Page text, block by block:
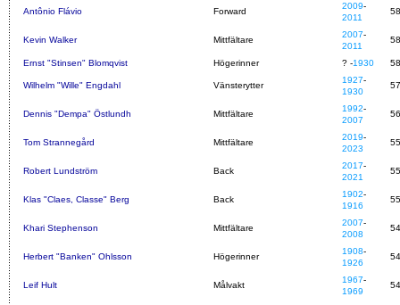
Antônio Flávio Forward
2009-
2011
58
Kevin Walker Mittfältare
2007-
2011
58
Ernst "Stinsen" Blomqvist Högerinner ? -1930 58
Wilhelm "Wille" Engdahl Vänsterytter
1927-
1930
57
Dennis "Dempa" Östlundh Mittfältare
1992-
2007
56
Tom Strannegård Mittfältare
2019-
2023
55
Robert Lundström Back
2017-
2021
55
Klas "Claes, Classe" Berg Back
1902-
1916
55
Khari Stephenson Mittfältare
2007-
2008
54
Herbert "Banken" Ohlsson Högerinner
1908-
1926
54
Leif Hult Målvakt
1967-
1969
54